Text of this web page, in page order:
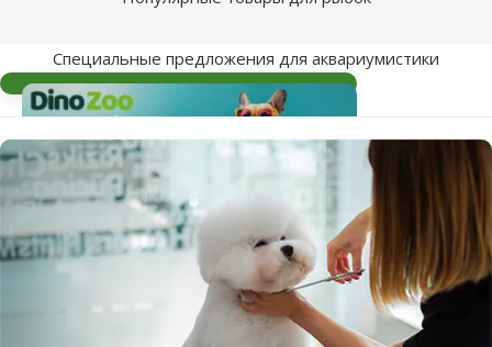
Специальные предложения для аквариумистики